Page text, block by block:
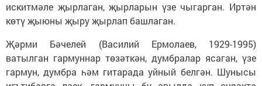
искитмәле җырлаган, җырларын үзе чыгарган. Иртән
көтү җыюны җыру җырлап башлаган.
Җәрми Бәчелей (Василий Ермолаев, 1929-1995)
ватылган гармуннар төзәткән, думбралар ясаган, үзе
гармун, думбра һәм гитарада уйный белгән. Шунысы